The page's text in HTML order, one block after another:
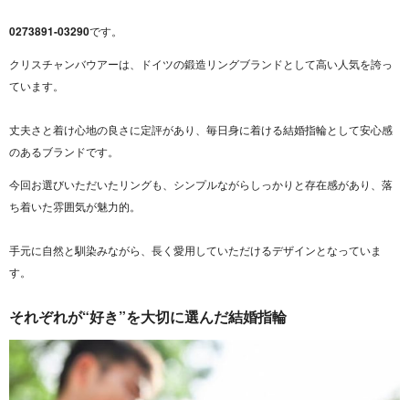
0273891-03290です。
クリスチャンバウアーは、ドイツの鍛造リングブランドとして高い人気を誇っ
ています。
丈夫さと着け心地の良さに定評があり、毎日身に着ける結婚指輪として安心感
のあるブランドです。
今回お選びいただいたリングも、シンプルながらしっかりと存在感があり、落
ち着いた雰囲気が魅力的。
手元に自然と馴染みながら、長く愛用していただけるデザインとなっていま
す。
それぞれが“好き”を大切に選んだ結婚指輪